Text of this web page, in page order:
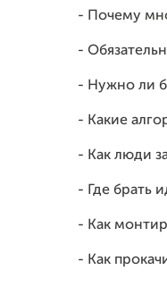
- Почему
-
- Нужно ли
- Какие
- Как люди
- Где брать
- Как
- Как